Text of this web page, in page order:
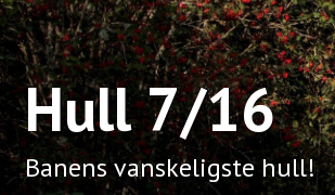
Hull 7/16
Banens vanskeligste hull!
Hull 7/16
Banens vanskeligste hull!